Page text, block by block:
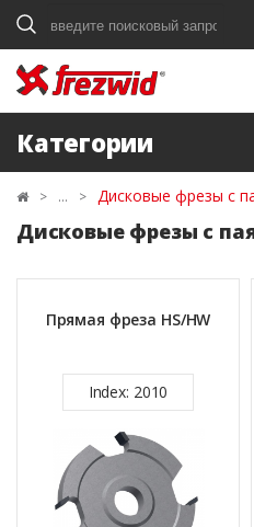
Поиск
Категории
Дисковые фрезы с
Дисковые фрезы с
Прямая фреза HS/HW
Index: 2010